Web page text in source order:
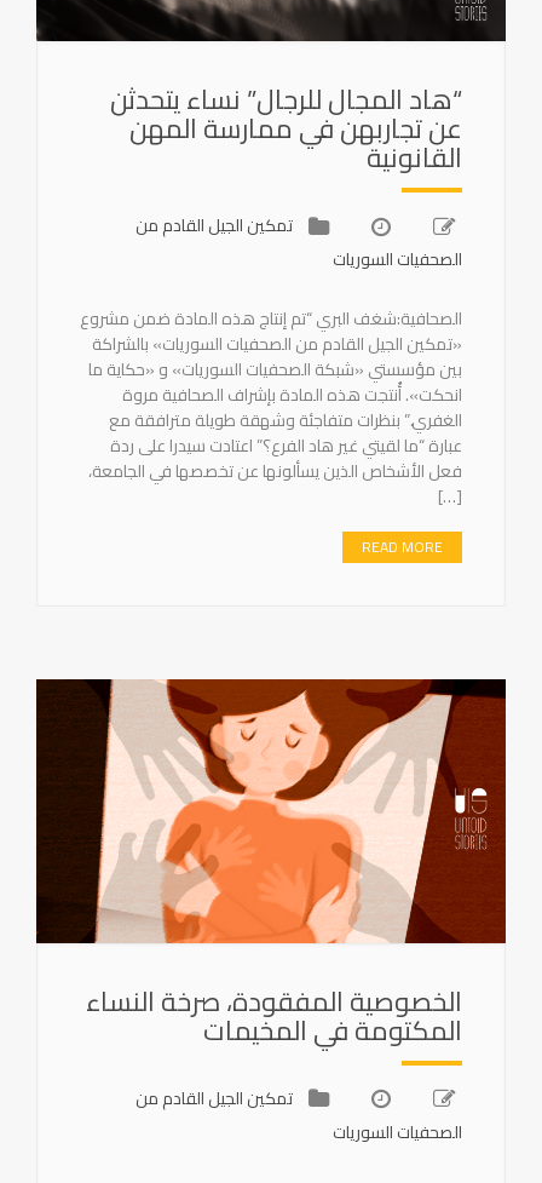
“هاد المجال للرجال” نساء يتحدثن
عن تجاربهن في ممارسة المهن
القانونية
تمكين الجيل القادم من
الصحفيات السوريات
الصحافية:شغف البري “تم إنتاج هذه المادة ضمن مشروع
«تمكين الجيل القادم من الصحفيات السوريات» بالشراكة
بين مؤسستي «شبكة الصحفيات السوريات» و «حكاية ما
انحكت». أُنتجت هذه المادة بإشراف الصحافية مروة
الغفري.” بنظرات متفاجئة وشهقة طويلة مترافقة مع
عبارة “ما لقيتي غير هاد الفرع؟” اعتادت سيدرا على ردة
فعل الأشخاص الذين يسألونها عن تخصصها في الجامعة،
[…]
READ MORE
الخصوصية المفقودة، صرخة النساء
المكتومة في المخيمات
تمكين الجيل القادم من
الصحفيات السوريات